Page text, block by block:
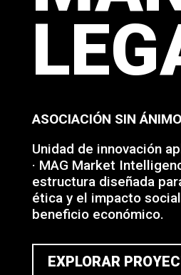
ASOCIACIÓN SIN
Unidad de innovación
· MAG Market
estructura diseñada
ética y el impacto
beneficio económico.
EXPLORAR